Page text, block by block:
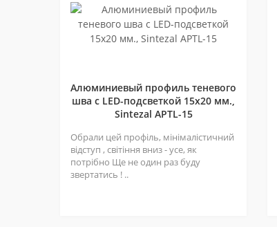
Алюминиевый профиль теневого
шва c LED-подсветкой 15х20 мм.,
Sintezal APTL-15
Обрали цей профіль, мінімалістичний
відступ , світіння вниз - усе, як
потрібно Ще не один раз буду
звертатись ! ..